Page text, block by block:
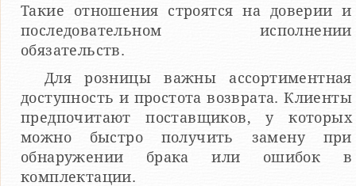
Такие отношения строятся на доверии и
последовательном исполнении
обязательств.
Для розницы важны ассортиментная
доступность и простота возврата. Клиенты
предпочитают поставщиков, у которых
можно быстро получить замену при
обнаружении брака или ошибок в
комплектации.